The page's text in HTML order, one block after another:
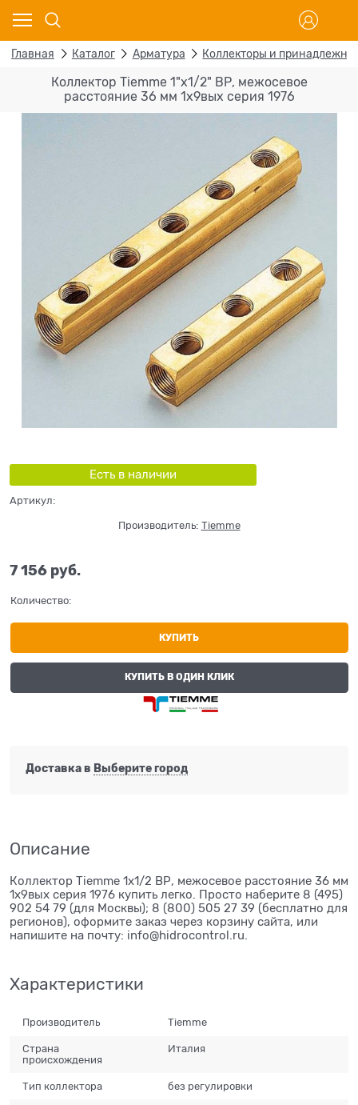
Главная Каталог Арматура Коллекторы и
Коллектор Tiemme 1"х1/2" ВР, межосевое
расстояние 36 мм 1х9вых серия 1976
Есть в наличии
Артикул:
Производитель: Tiemme
7 156 руб.
Количество:
КУПИТЬ
КУПИТЬ В ОДИН КЛИК
Доставка в Выберите город
Описание
Коллектор Tiemme 1х1/2 ВР, межосевое расстояние 36 мм
1х9вых серия 1976 купить легко. Просто наберите 8 (495)
902 54 79 (для Москвы); 8 (800) 505 27 39 (бесплатно для
регионов), оформите заказ через корзину сайта, или
напишите на почту: info@hidrocontrol.ru.
Характеристики
Производитель Tiemme
Страна
происхождения
Италия
Тип коллектора без регулировки